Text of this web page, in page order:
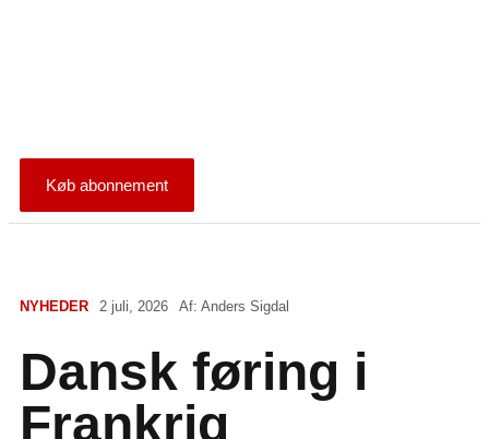
Køb abonnement
NYHEDER 2 juli, 2026 Af: Anders Sigdal
Dansk føring i
Frankrig